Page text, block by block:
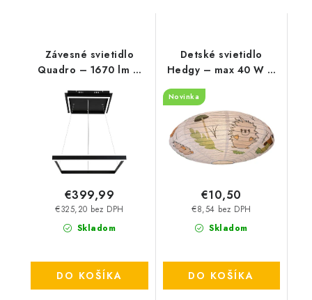
Závesné svietidlo
Quadro – 1670 lm –
IP20
Skladom
€325,20 bez DPH
€399,99
DO KOŠÍKA
Detské svietidlo
Hedgy – max 40 W –
Novinka
Skladom
€8,54 bez DPH
€10,50
DO KOŠÍKA